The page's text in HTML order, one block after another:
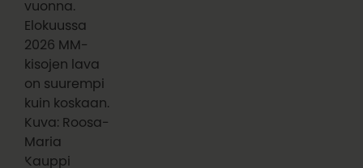
vuonna.
Elokuussa
2026 MM-
kisojen lava
on suurempi
kuin koskaan.
Kuva: Roosa-
Maria
Kauppi